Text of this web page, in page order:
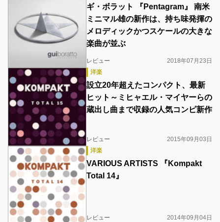
ギ・ボラット 『Pentagram』 南米
ミニマル雄の新作は、持ち味発揮の
メロディックかつスケールの大きな
楽曲が並ぶ
レビュー
2018年07月23日
洋楽
設立20年超えたコンパクト、最新
ヒット～ミヒャエル・マイヤーらの
蔵出し曲まで収録の人気コンピ新作
レビュー
2015年09月03日
洋楽
VARIOUS ARTISTS 『Kompakt
Total 14』
レビュー
2014年09月04日